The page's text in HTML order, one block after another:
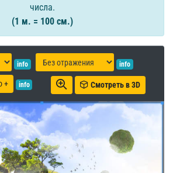
числа.
(1 м. = 100 см.)
info info
+ info Смотреть в 3D